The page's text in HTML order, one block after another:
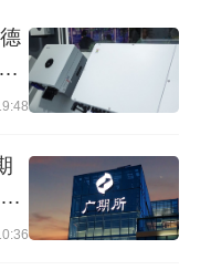
分析称，2026
单一新能源车
AI算力三重共
持续的供需新